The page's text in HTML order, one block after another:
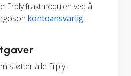
Erply fraktmodulen ved å
kontoansvarlig.
støtter alle Erply-